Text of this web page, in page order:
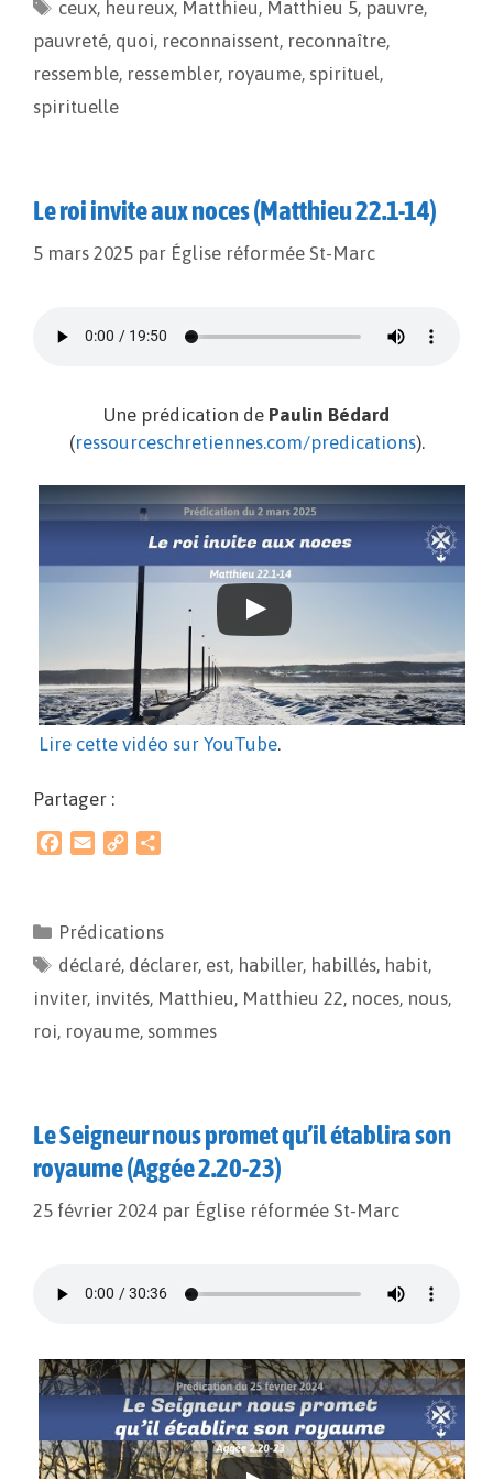
o
i
g
ceux, heureux, Matthieu, Matthieu 5, pauvre,
pauvreté, quoi, reconnaissent, reconnaître,
ressemble, ressembler, royaume, spirituel,
spirituelle
Le roi invite aux noces (Matthieu 22.1-14)
5 mars 2025 par Église réformée St-Marc
Une prédication de Paulin Bédard
(ressourceschretiennes.com/predications).
Lire cette vidéo sur YouTube.
Partager :
b
o
o
l
L
i
n
a
g
e
Prédications
déclaré, déclarer, est, habiller, habillés, habit,
inviter, invités, Matthieu, Matthieu 22, noces, nous,
roi, royaume, sommes
Le Seigneur nous promet qu’il établira son
royaume (Aggée 2.20-23)
25 février 2024 par Église réformée St-Marc